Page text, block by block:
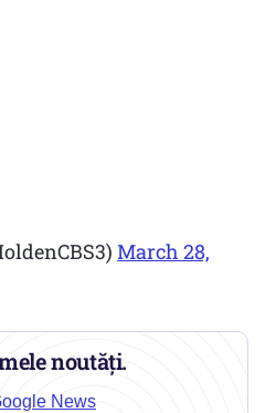
March 28,
noutăți.
News